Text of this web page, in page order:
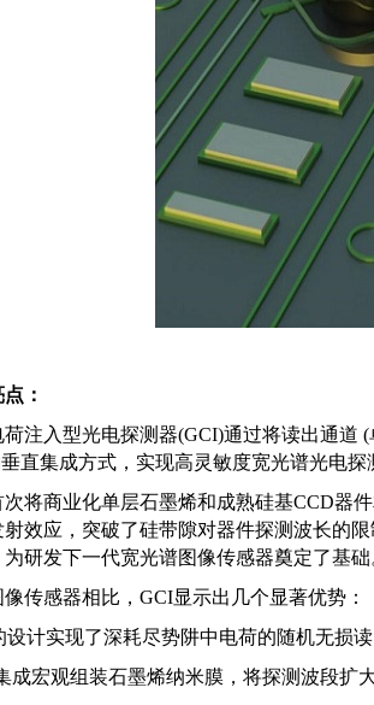
：
注入型光电探测器(GCI)通过将读出通道 (
直集成方式，实现高灵敏度宽光谱光电探
将商业化单层石墨烯和成熟硅基CCD器
效应，突破了硅带隙对器件探测波长的
为研发下一代宽光谱图像传感器奠定了基础
像传感器相比， GCI显示出几个显著优势：
设计实现了深耗尽势阱中电荷的随机无损
成宏观组装石墨烯纳米膜， 将探测波段扩